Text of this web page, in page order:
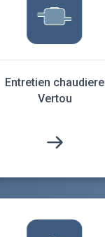
Entretien chaudiere
Vertou